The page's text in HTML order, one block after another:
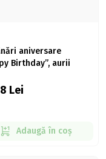
aniversare
Birthday”, aurii
Lei
Adaugă în coș